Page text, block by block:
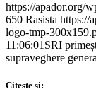
https://apador.org/
650 Rasista https://
logo-tmp-
11:06:01 SRI
supraveghere
Citeste si: